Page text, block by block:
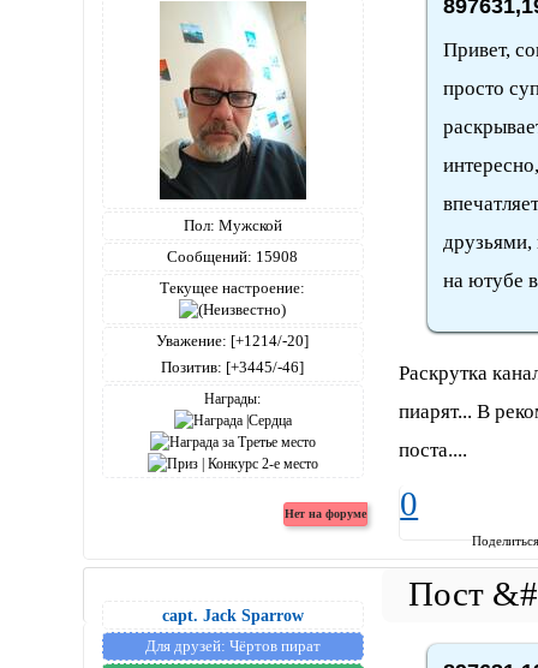
Пол: Мужской
Сообщений: 15908
Текущее настроение:
Уважение: [+1214/-20]
Позитив: [+3445/-46]
Награды:
Привет,
просто
на ютубе
Раскрутка
пиарят... В
поста....
0
capt. Jack Sparrow
Для друзей: Чёртов пират